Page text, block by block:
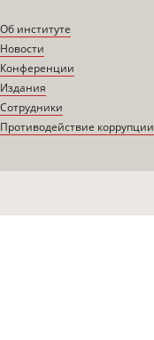
Об институте
Новости
Конференции
Издания
Сотрудники
Противодействие коррупции